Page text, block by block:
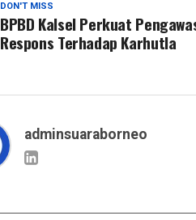
DON'T MISS
BPBD Kalsel Perkuat
Respons Terhadap Karhutla
adminsuaraborneo